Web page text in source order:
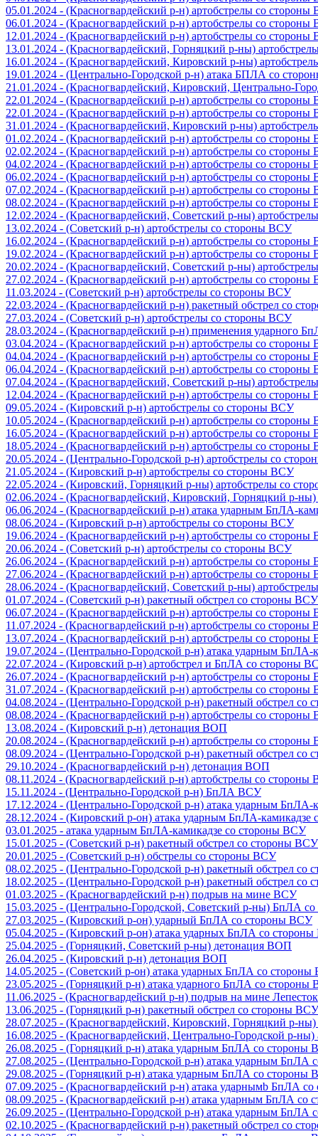
05.01.2024 - (Красногвардейский р-н) артобстрелы со
06.01.2024 - (Красногвардейский р-н) артобстрелы со
12.01.2024 - (Красногвардейский р-н) артобстрелы со
13.01.2024 - (Красногвардейский, Горняцкий р-ны)
16.01.2024 - (Красногвардейский, Кировский р-ны)
19.01.2024 - (Центрально-Городской р-н) атака БПЛА со
21.01.2024 - (Красногвардейский, Кировский, Центрально-
22.01.2024 - (Красногвардейский р-н) артобстрелы со
22.01.2024 - (Красногвардейский р-н) артобстрелы со
31.01.2024 - (Красногвардейский, Кировский р-ны)
01.02.2024 - (Красногвардейский р-н) артобстрелы со
02.02.2024 - (Красногвардейский р-н) артобстрелы со
04.02.2024 - (Красногвардейский р-н) артобстрелы со
06.02.2024 - (Красногвардейский р-н) артобстрелы со
07.02.2024 - (Красногвардейский р-н) артобстрелы со
08.02.2024 - (Красногвардейский р-н) артобстрелы со
12.02.2024 - (Красногвардейский, Советский р-ны)
13.02.2024 - (Советский р-н) артобстрелы со стороны ВСУ
16.02.2024 - (Красногвардейский р-н) артобстрелы со
19.02.2024 - (Красногвардейский р-н) артобстрелы со
20.02.2024 - (Красногвардейский, Советский р-ны)
27.02.2024 - (Красногвардейский р-н) артобстрелы со
11.03.2024 - (Советский р-н) артобстрелы со стороны ВСУ
22.03.2024 - (Красногвардейский р-н) ракетный обстрел со
27.03.2024 - (Советский р-н) артобстрелы со стороны ВСУ
28.03.2024 - (Красногвардейский р-н) применения ударного
03.04.2024 - (Красногвардейский р-н) артобстрелы со
04.04.2024 - (Красногвардейский р-н) артобстрелы со
06.04.2024 - (Красногвардейский р-н) артобстрелы со
07.04.2024 - (Красногвардейский, Советский р-ны)
12.04.2024 - (Красногвардейский р-н) артобстрелы со
09.05.2024 - (Кировский р-н) артобстрелы со стороны ВСУ
10.05.2024 - (Красногвардейский р-н) артобстрелы со
16.05.2024 - (Красногвардейский р-н) артобстрелы со
18.05.2024 - (Красногвардейский р-н) артобстрелы со
20.05.2024 - (Центрально-Городской р-н) артобстрелы со
21.05.2024 - (Кировский р-н) артобстрелы со стороны ВСУ
22.05.2024 - (Кировский, Горняцкий р-ны) артобстрелы со
02.06.2024 - (Красногвардейский, Кировский, Горняцкий р-
06.06.2024 - (Красногвардейский р-н) атака ударным БпЛА-
08.06.2024 - (Кировский р-н) артобстрелы со стороны ВСУ
19.06.2024 - (Красногвардейский р-н) артобстрелы со
20.06.2024 - (Советский р-н) артобстрелы со стороны ВСУ
26.06.2024 - (Красногвардейский р-н) артобстрелы со
27.06.2024 - (Красногвардейский р-н) артобстрелы со
28.06.2024 - (Красногвардейский, Советский р-ны)
01.07.2024 - (Советский р-н) ракетный обстрел со стороны ВСУ
06.07.2024 - (Красногвардейский р-н) артобстрелы со
11.07.2024 - (Красногвардейский р-н) артобстрелы со стороны
13.07.2024 - (Красногвардейский р-н) артобстрелы со
19.07.2024 - (Центрально-Городской р-н) атака ударным
22.07.2024 - (Кировский р-н) артобстрел и БпЛА со стороны
26.07.2024 - (Красногвардейский р-н) артобстрелы со
31.07.2024 - (Красногвардейский р-н) артобстрелы со
04.08.2024 - (Центрально-Городской р-н) ракетный обстрел со
08.08.2024 - (Красногвардейский р-н) артобстрелы со
13.08.2024 - (Кировский р-н) детонация ВОП
20.08.2024 - (Красногвардейский р-н) артобстрелы со
08.09.2024 - (Центрально-Городской р-н) ракетный обстрел со
29.10.2024 - (Красногвардейский р-н) детонация ВОП
08.11.2024 - (Красногвардейский р-н) артобстрелы со стороны
15.11.2024 - (Центрально-Городской р-н) БпЛА ВСУ
17.12.2024 - (Центрально-Городской р-н) атака ударным
28.12.2024 - (Кировский р-он) атака ударным БпЛА-
03.01.2025 - атака ударным БпЛА-камикадзе со стороны ВСУ
15.01.2025 - (Советский р-н) ракетный обстрел со стороны ВСУ
20.01.2025 - (Советский р-н) обстрелы со стороны ВСУ
08.02.2025 - (Центрально-Городской р-н) ракетный обстрел со
18.02.2025 - (Центрально-Городской р-н) ракетный обстрел со
01.03.2025 - (Красногвардейский р-н) подрыв на мине ВСУ
15.03.2025 - (Центрально-Городской, Советский р-ны) БпЛА
27.03.2025 - (Кировский р-он) ударный БпЛА со стороны ВСУ
05.04.2025 - (Кировский р-он) атака ударных БпЛА со
25.04.2025 - (Горняцкий, Советский р-ны) детонация ВОП
26.04.2025 - (Кировский р-н) детонация ВОП
14.05.2025 - (Советский р-он) атака ударных БпЛА со
23.05.2025 - (Горняцкий р-н) атака ударного БпЛА со стороны
11.06.2025 - (Красногвардейский р-н) подрыв на мине Лепесток
13.06.2025 - (Горняцкий р-н) ракетный обстрел со стороны ВСУ
28.07.2025 - (Красногвардейский, Кировский, Горняцкий р-
16.08.2025 - (Красногвардейский, Центрально-Городской р-
26.08.2025 - (Горняцкий р-н) атака ударным БпЛА со стороны
27.08.2025 - (Центрально-Городской р-н) атака ударным БпЛА
29.08.2025 - (Горняцкий р-н) атака ударным БпЛА со стороны
07.09.2025 - (Красногвардейский р-н) атака ударнымb БпЛА
08.09.2025 - (Красногвардейский р-н) атака ударным БпЛА со
26.09.2025 - (Центрально-Городской р-н) атака ударным БпЛА
02.10.2025 - (Красногвардейский р-н) ракетный обстрел со